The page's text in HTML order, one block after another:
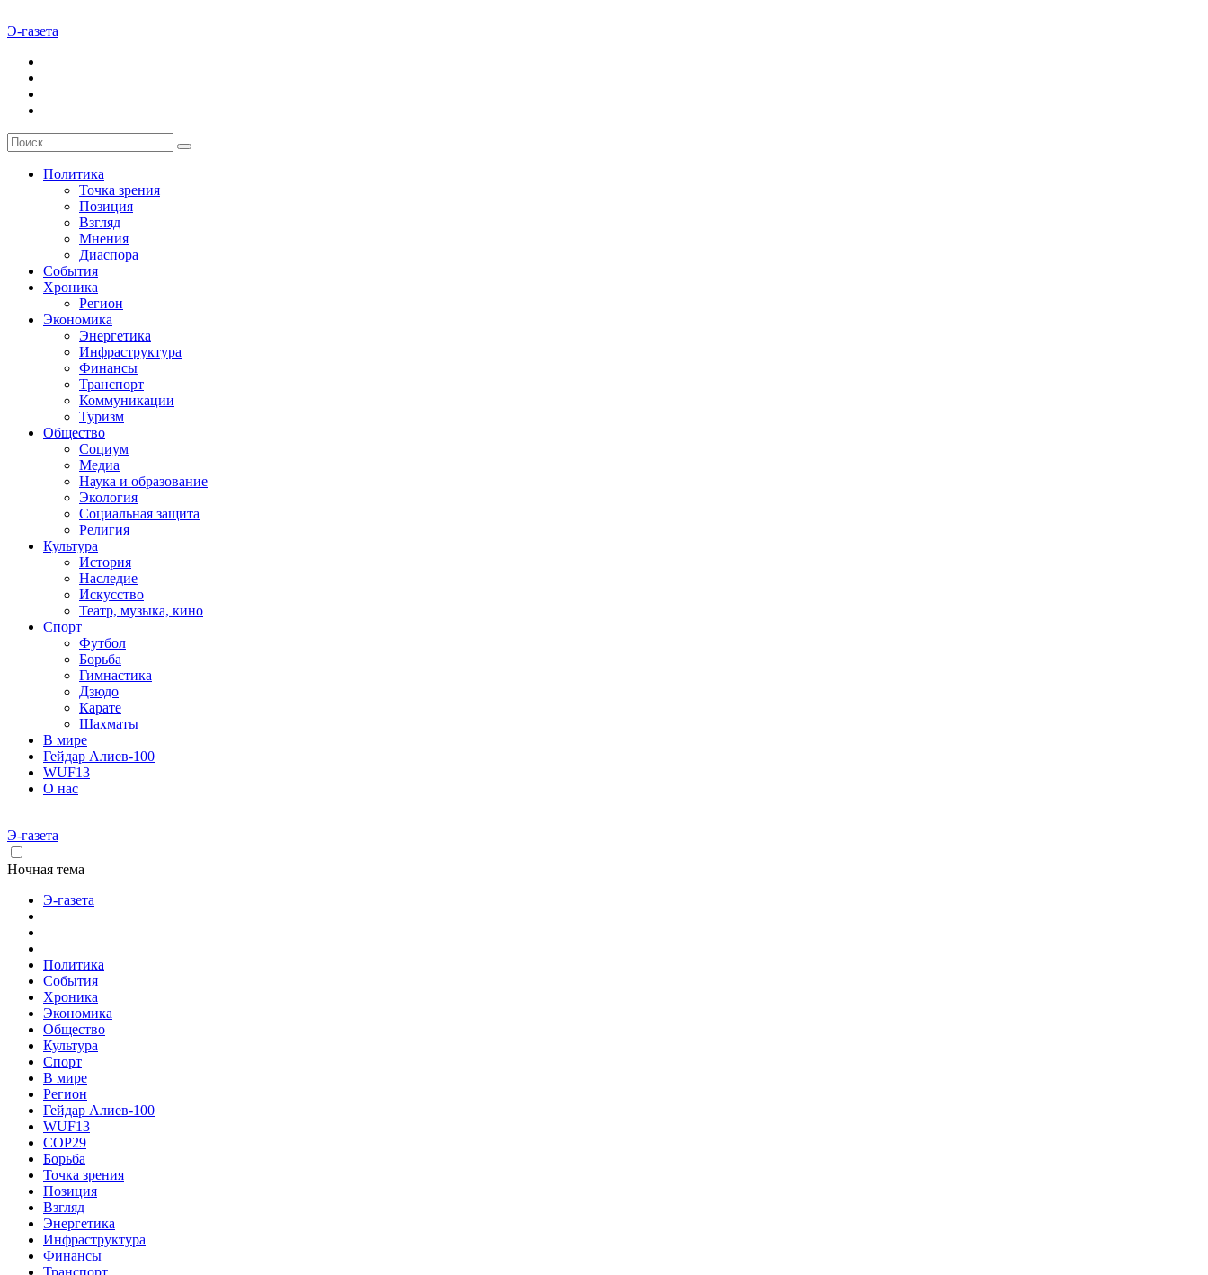
Э-газета
Политика
Точка зрения
Позиция
Взгляд
Мнения
Диаспора
События
Хроника
Регион
Экономика
Энергетика
Инфраструктура
Финансы
Транспорт
Коммуникации
Туризм
Общество
Социум
Медиа
Наука и образование
Экология
Социальная защита
Религия
Культура
История
Наследие
Искусство
Театр, музыка, кино
Спорт
Футбол
Борьба
Гимнастика
Дзюдо
Карате
Шахматы
В мире
Гейдар Алиев-100
WUF13
О нас
Э-газета
Ночная тема
Э-газета
Политика
События
Хроника
Экономика
Общество
Культура
Спорт
В мире
Регион
Гейдар Алиев-100
WUF13
COP29
Борьба
Точка зрения
Позиция
Взгляд
Энергетика
Инфраструктура
Финансы
Транспорт